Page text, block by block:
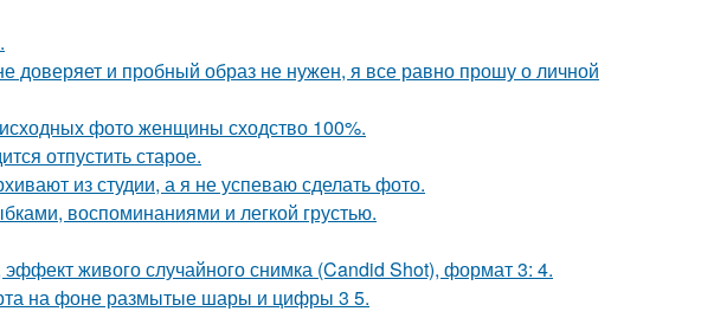
доверяет и пробный образ не нужен, я все равно прошу о личной
фото женщины сходство 100%.
отпустить старое.
из студии, а я не успеваю сделать фото.
воспоминаниями и легкой грустью.
живого случайного снимка (Candid Shot), формат 3: 4.
на фоне размытые шары и цифры 3 5.